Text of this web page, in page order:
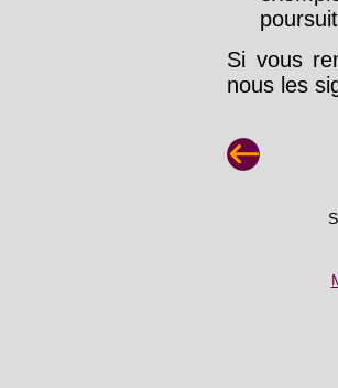
Si vous
nous les